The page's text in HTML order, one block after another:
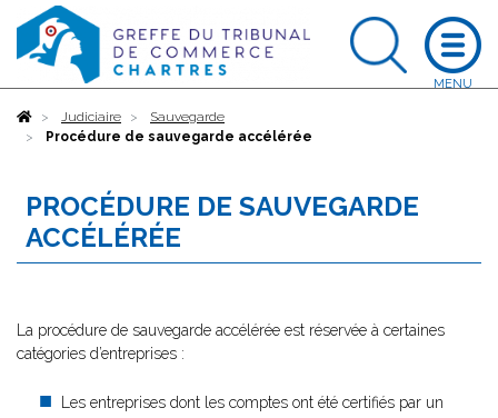
AccueilJudiciaire
Sauvegarde
Procédure de sauvegarde accélérée
PROCÉDURE DE SAUVEGARDE
ACCÉLÉRÉE
La procédure de sauvegarde accélérée est réservée à certaines
catégories d’entreprises :
Les entreprises dont les comptes ont été certifiés par un